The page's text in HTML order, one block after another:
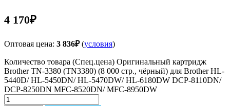
4 170₽
Оптовая цена: 3 836₽(условия)
Количество товара (Спец.цена) Оригинальный картридж
Brother TN-3380 (TN3380) (8 000 стр., чёрный) для Brother HL-
5440D/ HL-5450DN/ HL-5470DW/ HL-6180DW DCP-8110DN/
DCP-8250DN MFC-8520DN/ MFC-8950DW